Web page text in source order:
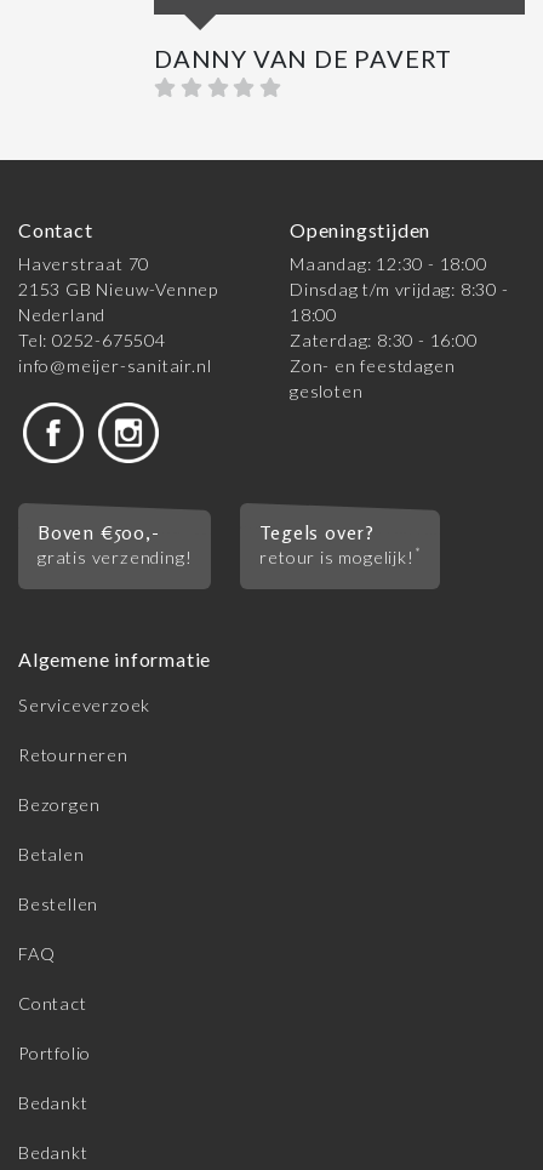
DANNY VAN DE PAVERT
Contact
Haverstraat 70
2153 GB Nieuw-Vennep
Nederland
Tel: 0252-675504
info@meijer-sanitair.nl
Openingstijden
Maandag: 12:30 - 18:00
Dinsdag t/m vrijdag: 8:30 -
18:00
Zaterdag: 8:30 - 16:00
Zon- en feestdagen
gesloten
Boven €500,-
gratis verzending!
Tegels over?
retour is mogelijk! *
Algemene informatie
Serviceverzoek
Retourneren
Bezorgen
Betalen
Bestellen
FAQ
Contact
Portfolio
Bedankt
Bedankt